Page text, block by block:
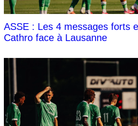
ASSE : Les 4 messages forts
Cathro face à Lausanne